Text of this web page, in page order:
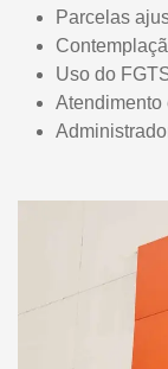
Parcelas
Uso do
Atendimento